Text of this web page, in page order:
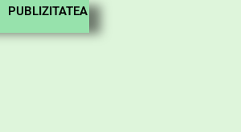
PUBLIZITATEA